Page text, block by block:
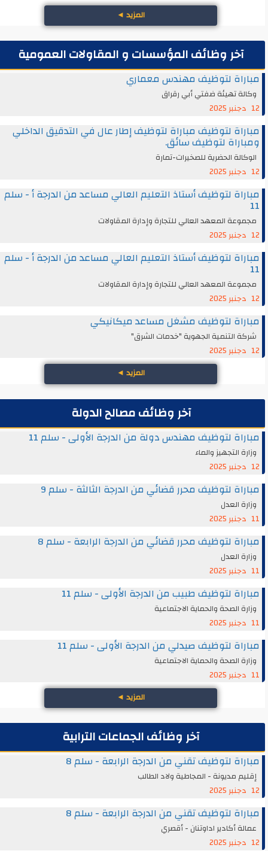
المزيد◄
آخر وظائف المؤسسات و المقاولات العمومية
مباراة لتوظيف مهندس معماري
وكالة تهيئة ضفتي أبي رقراق
12 دجنبر 2025
مباراة لتوظيف مباراة لتوظيف إطار عال في التدقيق الداخلي
ومباراة لتوظيف سائق.
الوكالة الحضرية للصخيرات-تمارة
12 دجنبر 2025
مباراة لتوظيف أستاذ التعليم العالي مساعد من الدرجة أ - سلم
11
مجموعة المعهد العالي للتجارة وإدارة المقاولات
12 دجنبر 2025
مباراة لتوظيف أستاذ التعليم العالي مساعد من الدرجة أ - سلم
11
مجموعة المعهد العالي للتجارة وإدارة المقاولات
12 دجنبر 2025
مباراة لتوظيف مشغل مساعد ميكانيكي
شركة التنمية الجهوية "خدمات الشرق"
12 دجنبر 2025
المزيد◄
آخر وظائف مصالح الدولة
مباراة لتوظيف مهندس دولة من الدرجة الأولى - سلم 11
وزارة التجهيز والماء
12 دجنبر 2025
مباراة لتوظيف محرر قضائي من الدرجة الثالثة - سلم 9
وزارة العدل
11 دجنبر 2025
مباراة لتوظيف محرر قضائي من الدرجة الرابعة - سلم 8
وزارة العدل
11 دجنبر 2025
مباراة لتوظيف طبيب من الدرجة الأولى - سلم 11
وزارة الصحة والحماية الاجتماعية
11 دجنبر 2025
مباراة لتوظيف صيدلي من الدرجة الأولى - سلم 11
وزارة الصحة والحماية الاجتماعية
11 دجنبر 2025
المزيد◄
آخر وظائف الجماعات الترابية
مباراة لتوظيف تقني من الدرجة الرابعة - سلم 8
إقليم مديونة - المجاطية ولاد الطالب
12 دجنبر 2025
مباراة لتوظيف تقني من الدرجة الرابعة - سلم 8
عمالة أكادير اداوتنان - أقصري
12 دجنبر 2025